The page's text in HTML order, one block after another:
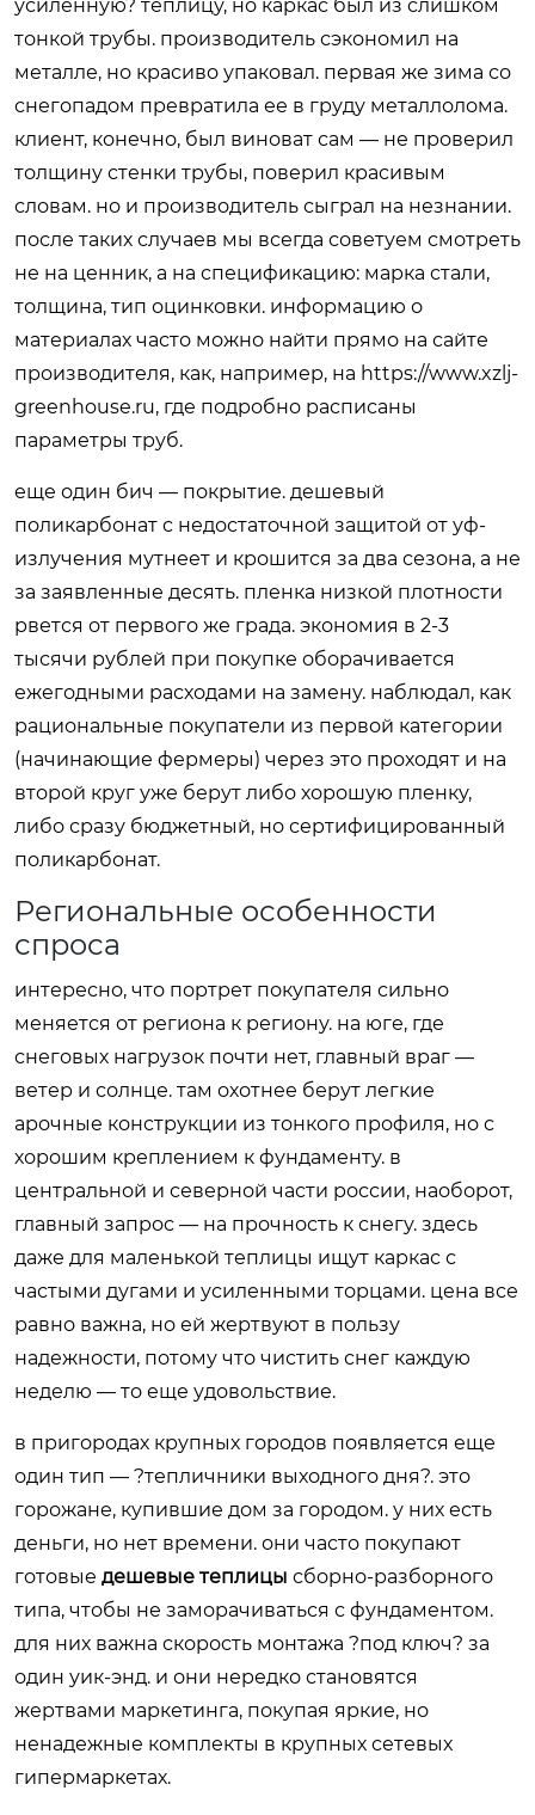
усиленную? теплицу, но каркас был из слишком
тонкой трубы. производитель сэкономил на
металле, но красиво упаковал. первая же зима со
снегопадом превратила ее в груду металлолома.
клиент, конечно, был виноват сам — не проверил
толщину стенки трубы, поверил красивым
словам. но и производитель сыграл на незнании.
после таких случаев мы всегда советуем смотреть
не на ценник, а на спецификацию: марка стали,
толщина, тип оцинковки. информацию о
материалах часто можно найти прямо на сайте
производителя, как, например, на https://www.xzlj-
greenhouse.ru, где подробно расписаны
параметры труб.
еще один бич — покрытие. дешевый
поликарбонат с недостаточной защитой от уф-
излучения мутнеет и крошится за два сезона, а не
за заявленные десять. пленка низкой плотности
рвется от первого же града. экономия в 2-3
тысячи рублей при покупке оборачивается
ежегодными расходами на замену. наблюдал, как
рациональные покупатели из первой категории
(начинающие фермеры) через это проходят и на
второй круг уже берут либо хорошую пленку,
либо сразу бюджетный, но сертифицированный
поликарбонат.
Региональные особенности
спроса
интересно, что портрет покупателя сильно
меняется от региона к региону. на юге, где
снеговых нагрузок почти нет, главный враг —
ветер и солнце. там охотнее берут легкие
арочные конструкции из тонкого профиля, но с
хорошим креплением к фундаменту. в
центральной и северной части россии, наоборот,
главный запрос — на прочность к снегу. здесь
даже для маленькой теплицы ищут каркас с
частыми дугами и усиленными торцами. цена все
равно важна, но ей жертвуют в пользу
надежности, потому что чистить снег каждую
неделю — то еще удовольствие.
в пригородах крупных городов появляется еще
один тип — ?тепличники выходного дня?. это
горожане, купившие дом за городом. у них есть
деньги, но нет времени. они часто покупают
готовые дешевые теплицы сборно-разборного
типа, чтобы не заморачиваться с фундаментом.
для них важна скорость монтажа ?под ключ? за
один уик-энд. и они нередко становятся
жертвами маркетинга, покупая яркие, но
ненадежные комплекты в крупных сетевых
гипермаркетах.